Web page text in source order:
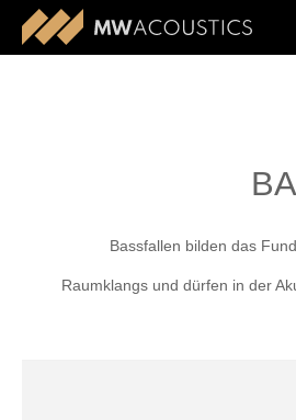
Bassfallen bilden das
Raumklangs und dürfen in der